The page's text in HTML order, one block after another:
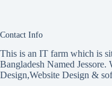
Contact Info
This is an IT farm which is
Bangladesh Named
Design,Website Design &